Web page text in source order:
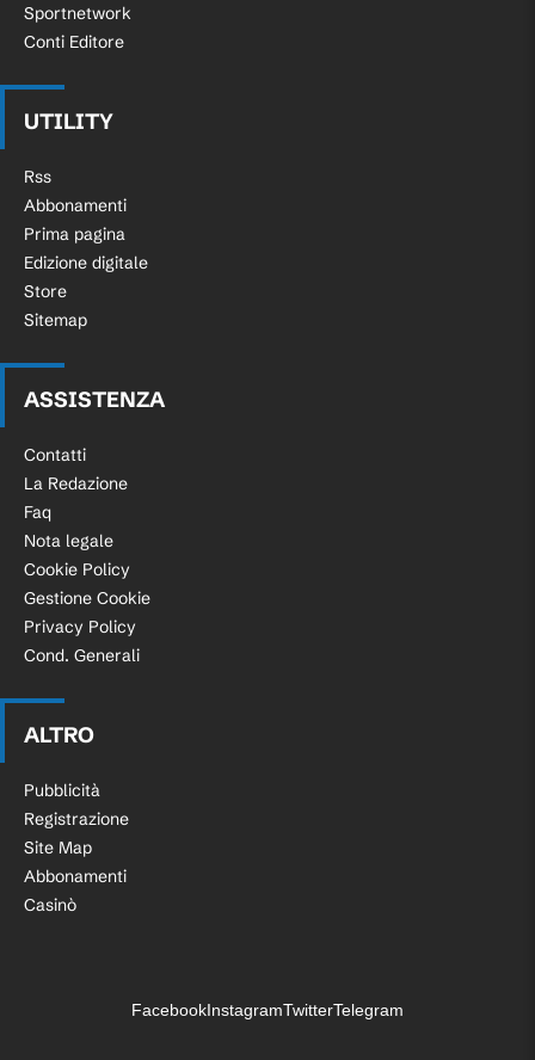
Sportnetwork
Conti Editore
UTILITY
Rss
Abbonamenti
Prima pagina
Edizione digitale
Store
Sitemap
ASSISTENZA
Contatti
La Redazione
Faq
Nota legale
Cookie Policy
Gestione Cookie
Privacy Policy
Cond. Generali
ALTRO
Pubblicità
Registrazione
Site Map
Abbonamenti
Casinò
FacebookInstagramTwitterTelegram